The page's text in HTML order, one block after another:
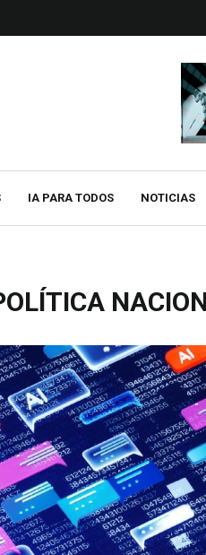
IA PARA TODOS NOTICIAS